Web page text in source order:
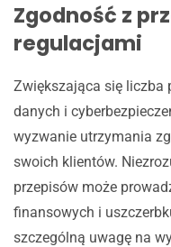
Zgodność z
regulacjami
Zwiększająca się liczba
danych i
wyzwanie utrzymania
swoich klientów.
przepisów może
finansowych i
szczególną uwagę na